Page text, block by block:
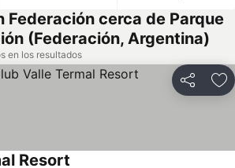
Federación cerca de Parque
(Federación, Argentina)
en los resultados
Compartir
Resort